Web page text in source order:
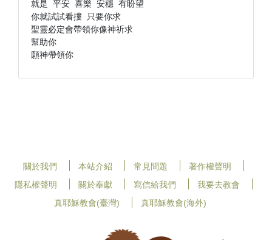
就是 平安 喜樂 安穩 有盼望
你就試試看摟 只要你求
聖靈必定會帶領你像神祈求
幫助你
願神帶領你
關於我們 本站介紹 常見問題
著作權聲明
隱私權聲明
關於奉獻 寫信給我們
我要去教會
真耶穌教會(臺灣)
真耶穌教會(海外)